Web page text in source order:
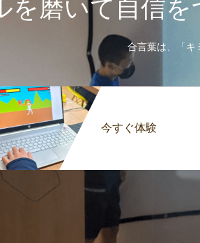
を磨いて自信を
合言葉は、「キ
今すぐ体験